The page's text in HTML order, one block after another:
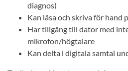
diagnos)
Kan läsa och skriva för hand
Har tillgång till dator med
mikrofon/högtalare
Kan delta i digitala samtal